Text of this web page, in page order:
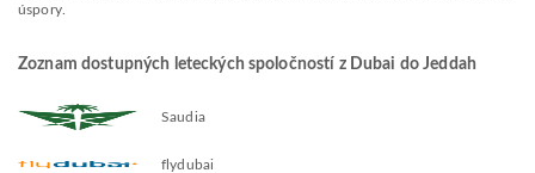
úspory.
Zoznam dostupných leteckých spoločností z Dubai do Jeddah
Saudia
flydubai